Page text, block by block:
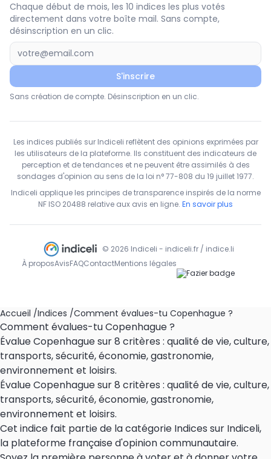
Chaque début de mois, les 10 indices les plus votés
directement dans votre boîte mail. Sans compte,
désinscription en un clic.
S'inscrire
Sans création de compte. Désinscription en un clic.
Les indices publiés sur Indiceli reflètent des opinions exprimées par
les utilisateurs de la plateforme. Ils constituent des indicateurs de
perception et de tendances et ne peuvent être assimilés à des
sondages d'opinion au sens de la loi n° 77-808 du 19 juillet 1977.
Indiceli applique les principes de transparence inspirés de la norme
NF ISO 20488 relative aux avis en ligne. En savoir plus
© 2026 Indiceli - indiceli.fr / indice.li
À proposAvisFAQContactMentions légales
Accueil /Indices /Comment évalues-tu Copenhague ?
Comment évalues-tu Copenhague ?
Évalue Copenhague sur 8 critères : qualité de vie, culture,
transports, sécurité, économie, gastronomie,
environnement et loisirs.
Évalue Copenhague sur 8 critères : qualité de vie, culture,
transports, sécurité, économie, gastronomie,
environnement et loisirs.
Cet indice fait partie de la catégorie Indices sur Indiceli,
la plateforme française d'opinion communautaire.